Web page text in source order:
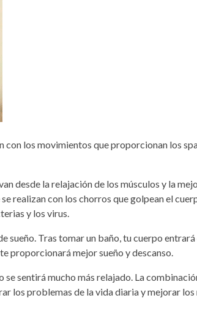
con los movimientos que proporcionan los
desde la relajación de los músculos y la
realizan con los chorros que golpean el
y los virus.
sueño. Tras tomar un baño, tu cuerpo
proporcionará mejor sueño y descanso.
se sentirá mucho más relajado. La
los problemas de la vida diaria y mejorar los